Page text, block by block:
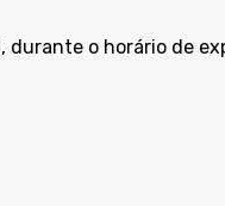
durante o horário de